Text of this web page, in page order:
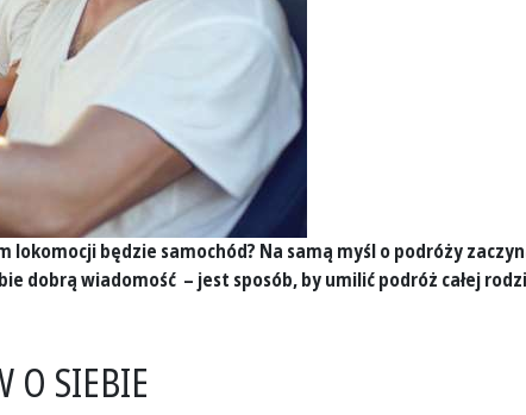
lokomocji będzie samochód? Na samą myśl o podróży
dobrą wiadomość – jest sposób, by umilić podróż całej
O SIEBIE